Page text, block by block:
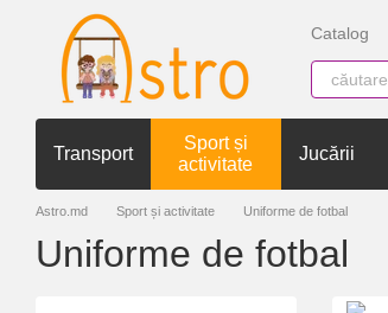
Mergi la conținutul principal
Catalog
Transport
Sport și
activitate
Jucării
Astro.md Sport și activitate Uniforme de fotbal
Uniforme de fotbal